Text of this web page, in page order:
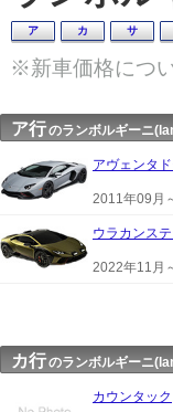
ア カ サ
※新車価格につ
ア行のランボルギーニ
アヴェンタ
2011年09月
ウラカンステ
2022年11月
カ行のランボルギーニ
カウンタック